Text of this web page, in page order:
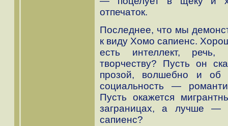
отпечаток.
Последнее, что мы
к виду Хомо сапиенс.
есть интеллект,
творчеству? Пусть он
прозой, волшебно и об
социальность —
Пусть окажется
заграницах, а лучше —
сапиенс?